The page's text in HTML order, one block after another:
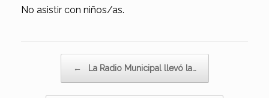
No asistir con niños/as.
← La Radio Municipal llevó la…